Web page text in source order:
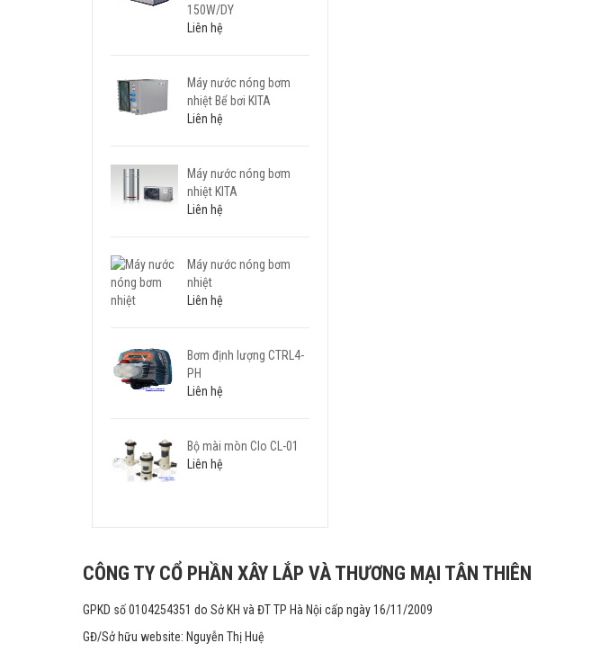
150W/DY
Liên hệ
Máy nước nóng bơm
nhiệt Bể bơi KITA
Liên hệ
Máy nước nóng bơm
nhiệt KITA
Liên hệ
Máy nước nóng bơm
nhiệt
Liên hệ
Bơm định lượng CTRL4-
PH
Liên hệ
Bộ mài mòn Clo CL-01
Liên hệ
CÔNG TY CỔ PHẦN XÂY LẮP VÀ THƯƠNG MẠI TÂN THIÊN
GPKD số 0104254351 do Sở KH và ĐT TP Hà Nội cấp ngày 16/11/2009
GĐ/Sở hữu website: Nguyễn Thị Huệ